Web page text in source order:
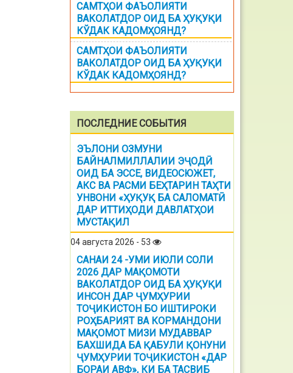
САМТҲОИ ФАЪОЛИЯТИ
ВАКОЛАТДОР ОИД БА ҲУҚУҚИ
КЎДАК КАДОМҲОЯНД?
САМТҲОИ ФАЪОЛИЯТИ
ВАКОЛАТДОР ОИД БА ҲУҚУҚИ
КЎДАК КАДОМҲОЯНД?
ПОСЛЕДНИЕ СОБЫТИЯ
ЭЪЛОНИ ОЗМУНИ
БАЙНАЛМИЛЛАЛИИ ЭҶОДӢ
ОИД БА ЭССЕ, ВИДЕОСЮЖЕТ,
АКС ВА РАСМИ БЕҲТАРИН ТАҲТИ
УНВОНИ «ҲУҚУҚ БА САЛОМАТӢ
ДАР ИТТИҲОДИ ДАВЛАТҲОИ
МУСТАҚИЛ
04 августа 2026 - 53
САНАИ 24 -УМИ ИЮЛИ СОЛИ
2026 ДАР МАҚОМОТИ
ВАКОЛАТДОР ОИД БА ҲУҚУҚИ
ИНСОН ДАР ҶУМҲУРИИ
ТОҶИКИСТОН БО ИШТИРОКИ
РОҲБАРИЯТ ВА КОРМАНДОНИ
МАҚОМОТ МИЗИ МУДАВВАР
БАХШИДА БА ҚАБУЛИ ҚОНУНИ
ҶУМҲУРИИ ТОҶИКИСТОН «ДАР
БОРАИ АВФ», КИ БА ТАСВИБ